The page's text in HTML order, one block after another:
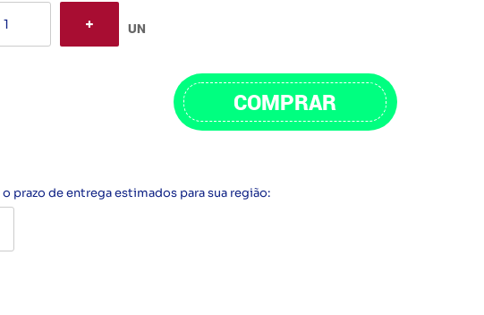
UN
COMPRAR
prazo de entrega estimados para sua região: